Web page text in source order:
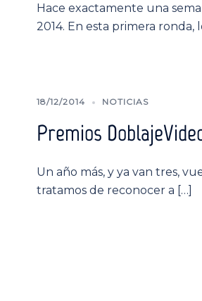
Hace exactamente una
2014. En esta primera ronda,
18/12/2014 NOTICIAS
Premios
Un año más, y ya van tres,
tratamos de reconocer a […]